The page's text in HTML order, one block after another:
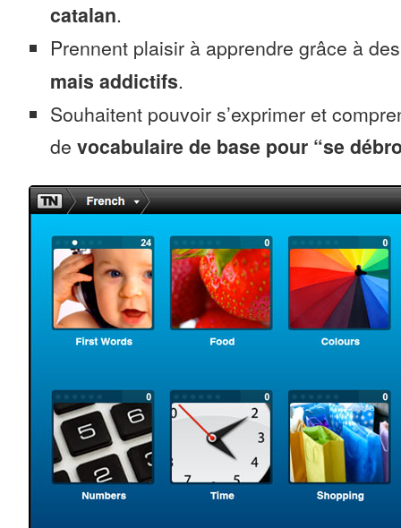
catalan.
Prennent plaisir à apprendre grâce à
mais addictifs.
Souhaitent pouvoir s’exprimer et
de vocabulaire de base pour “se